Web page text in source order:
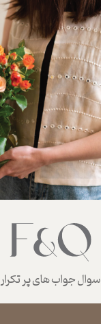
سوال جواب های پر تکرار